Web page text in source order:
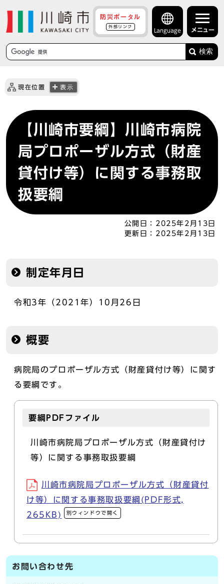
防災ポータル
外部リンク
Language メニュー
検索
現在位置 表示
【川崎市要綱】川崎市病院
局プロポーザル方式（財産
貸付け等）に関する事務取
扱要綱
公開日： 2025年2月13日
更新日： 2025年2月13日
制定年月日
令和3年（2021年）10月26日
概要
病院局のプロポーザル方式（財産貸付け等）に関す
る要綱です。
要綱PDFファイル
川崎市病院局プロポーザル方式（財産貸付け
等）に関する事務取扱要綱
川崎市病院局プロポーザル方式（財産貸付
け等）に関する事務取扱要綱(PDF形式,
265KB)
別ウィンドウで開く
お問い合わせ先